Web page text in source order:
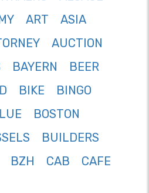
ART
ASIA
AUCTION
BAYERN
BEER
BIKE
BINGO
BOSTON
BUILDERS
BZH CAB
CAFE